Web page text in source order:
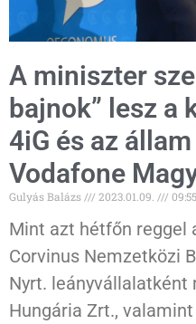
A miniszter
bajnok” lesz a
4iG és az
Vodafone
Gulyás Balázs 2023.01.09. 09:55
Mint azt hétfőn reggel
Corvinus Nemzetközi
Nyrt. leányvállalatként
Hungária Zrt.,